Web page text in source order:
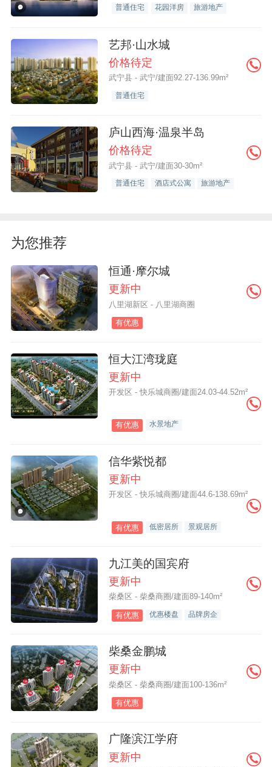
普通住宅 花园洋房 旅游地产
艺邦·山水城
价格待定
武宁县 - 武宁/建面92.27-136.99m²
普通住宅
庐山西海·温泉半岛
价格待定
武宁县 - 武宁/建面30-30m²
普通住宅 酒店式公寓 旅游地产
为您推荐
恒通·摩尔城
更新中
八里湖新区 - 八里湖商圈
有优惠
恒大江湾珑庭
更新中
开发区 - 快乐城商圈/建面24.03-44.52m²
有优惠 水景地产
信华紫悦都
更新中
开发区 - 快乐城商圈/建面44.6-138.69m²
有优惠 低密居所 景观居所
九江美的国宾府
更新中
柴桑区 - 柴桑商圈/建面89-140m²
有优惠 优惠楼盘 品牌房企
柴桑金鹏城
更新中
柴桑区 - 柴桑商圈/建面100-136m²
有优惠
广隆滨江学府
更新中